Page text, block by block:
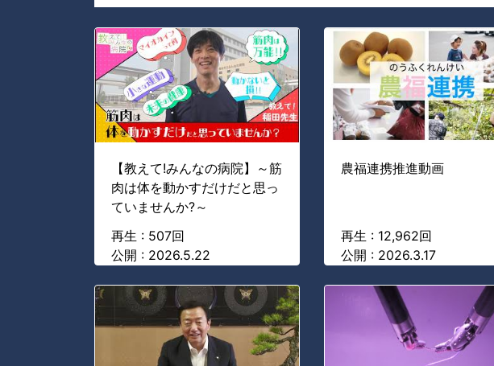
【教えて!みんなの病院】～筋
肉は体を動かすだけだと思っ
ていませんか?～
再生 : 507回
公開 : 2026.5.22
農福連携推進動画
再生 : 12,962回
公開 : 2026.3.17